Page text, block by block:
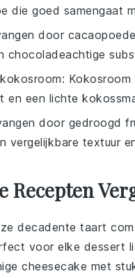
die goed samengaat
door
chocoladeachtige
kokosroom:
en een lichte
door gedroogd
vergelijkbare textuur
Recepten
decadente taart
voor elke dessert
cheesecake met